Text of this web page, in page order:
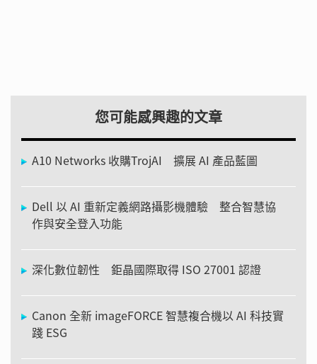
您可能感興趣的文章
A10 Networks 收購TrojAI 擴展 AI 產品藍圖
Dell 以 AI 重新定義網路攝影機體驗 整合智慧協
作與安全登入功能
深化數位韌性 鉅晶國際取得 ISO 27001 認證
Canon 全新 imageFORCE 智慧複合機以 AI 科技實
踐 ESG